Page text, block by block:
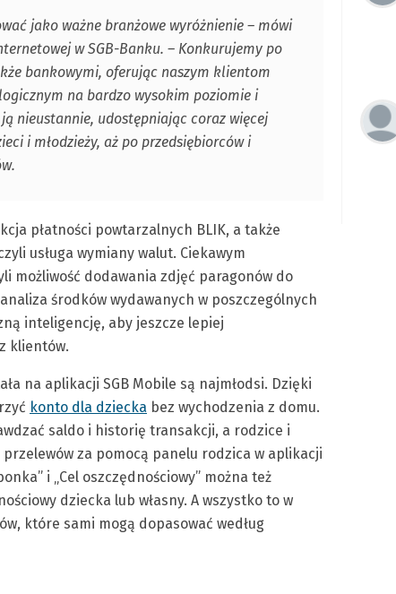
jako ważne branżowe wyróżnienie – mówi
w SGB-Banku. – Konkurujemy po
bankowymi, oferując naszym klientom
na bardzo wysokim poziomie i
nieustannie, udostępniając coraz więcej
i młodzieży, aż po przedsiębiorców i
płatności powtarzalnych BLIK, a także
usługa wymiany walut. Ciekawym
możliwość dodawania zdjęć paragonów do
środków wydawanych w poszczególnych
inteligencję, aby jeszcze lepiej
klientów.
na aplikacji SGB Mobile są najmłodsi. Dzięki
konto dla dziecka bez wychodzenia z domu.
saldo i historię transakcji, a rodzice i
za pomocą panelu rodzica w aplikacji
i „Cel oszczędnościowy” można też
dziecka lub własny. A wszystko to w
które sami mogą dopasować według